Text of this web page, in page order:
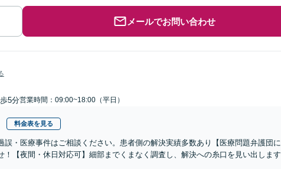
メールでお問い合わせ
5分営業時間：09:00~18:00（平日）
料金表を見る
誤・医療事件はご相談ください。患者側の解決実績多数あり【医療問題弁護団に
！【夜間・休日対応可】細部までくまなく調査し、解決への糸口を見い出します